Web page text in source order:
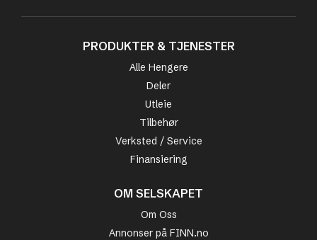
PRODUKTER & TJENESTER
Alle Hengere
Deler
Utleie
Tilbehør
Verksted / Service
Finansiering
OM SELSKAPET
Om Oss
Annonser på FINN.no